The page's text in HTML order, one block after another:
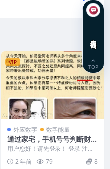
VIP
外应数字 数字能量
通过家宅，手机号号判断财运
和感情等多个文件
用户您好！请先登录！ 登录 注册
号判断财运和感情等多个文件 一
些散乱的图片释义...
2 年前 79 8
TOP